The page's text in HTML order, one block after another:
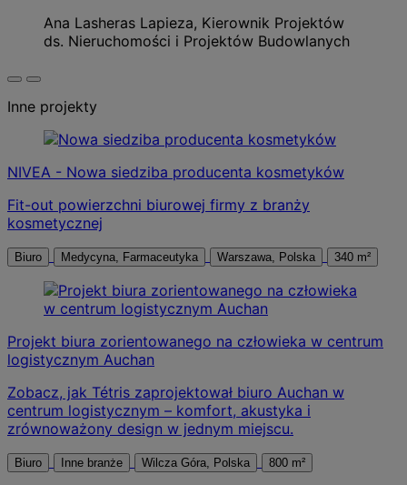
Ana Lasheras Lapieza, Kierownik Projektów
ds. Nieruchomości i Projektów Budowlanych
Inne projekty
NIVEA - Nowa siedziba producenta kosmetyków
Fit-out powierzchni biurowej firmy z branży
kosmetycznej
Biuro Medycyna, Farmaceutyka Warszawa, Polska 340 m²
Projekt biura zorientowanego na człowieka w centrum
logistycznym Auchan
Zobacz, jak Tétris zaprojektował biuro Auchan w
centrum logistycznym – komfort, akustyka i
zrównoważony design w jednym miejscu.
Biuro Inne branże Wilcza Góra, Polska 800 m²